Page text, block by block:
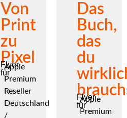
Von
Print
zu
Pixel
Flyer
für
Apple
Premium
Reseller
Deutschland
/
Das
Buch,
das
du
Flyer
für
Apple
Premium